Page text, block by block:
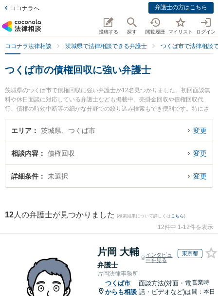
ココナラへ 弁護士の方はこちら
投稿する 探す 閲覧履歴 マイリスト ログイン
ココナラ法律相談 茨城県で法律相談できる弁護士 つくば市で法律相談
つくば市の債権回収に強い弁護士
茨城県のつくば市で債権回収に強い弁護士が12名見つかりました。初回面談無
料や休日面談に対応している弁護士なども掲載中。売掛金回収や債権回収代
行、債権の時効中断等の細かな分野での絞り込み検索もでき便利です。特にさ
くらの杜法律事務所の塚田 学弁護士やつくば中央法律事務所の堀越 智也弁護
士、あおば総合法律事務所の田仲 剛弁護士のプロフィール情報や弁護士費用、
強みなどが注目されています。『つくば市で土日や夜間に発生した債権回収の
富な近くの弁護士を検索したい』『初回相談無料で債権回収を法律相談できる
つくば市内の弁護士に相談予約したい』などでお困りの相談者さんにおすすめ
です。
エリア 茨城県、つくば市 変更
相談内容 債権回収 変更
詳細条件 未選択 変更
12 人の弁護士が見つかりました (検索結果について詳しくは こちら)
12件中 1-12件を表示
片岡 大輔
弁護士
インタビュ
ーを見る
東京都
片岡法律事務所
つくば市
からも相談
面談方法(対面・電
話・ビデオなど)は
営業時
間：本日